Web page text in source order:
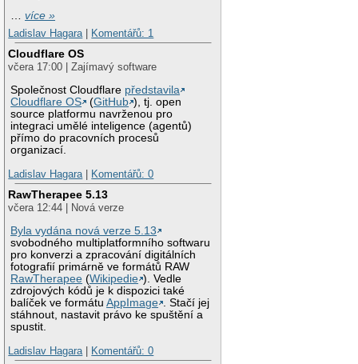
…více »
Ladislav Hagara
Komentářů: 1
Cloudflare OS
včera 17:00 | Zajímavý software
Společnost Cloudflare představila
Cloudflare OS
(GitHub ), tj. open
source platformu navrženou pro
integraci umělé inteligence (agentů)
přímo do pracovních procesů
organizací.
Ladislav Hagara
Komentářů: 0
RawTherapee 5.13
včera 12:44 | Nová verze
Byla vydána nová verze 5.13
svobodného multiplatformního softwaru
pro konverzi a zpracování digitálních
fotografií primárně ve formátů RAW
RawTherapee (Wikipedie ). Vedle
zdrojových kódů je k dispozici také
balíček ve formátuAppImage . Stačí jej
stáhnout, nastavit právo ke spuštění a
spustit.
Ladislav Hagara
Komentářů: 0